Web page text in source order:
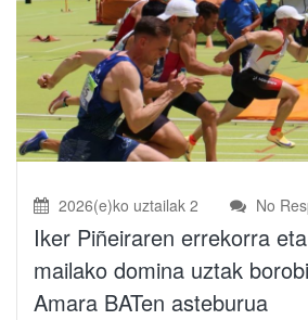
2026(e)ko uztailak 2 No
Iker Piñeiraren errekorra
mailako domina uztak
Amara BATen asteburua